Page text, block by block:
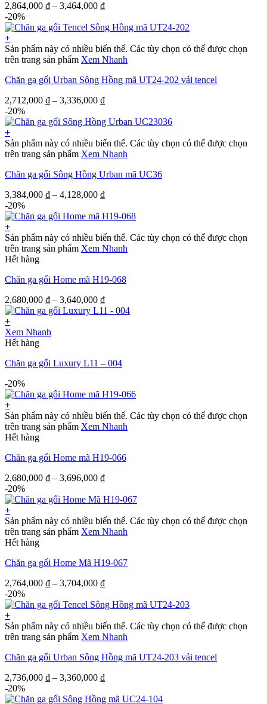
2,864,000 ₫ – 3,464,000 ₫
-20%
+
Sản phẩm này có nhiều biến thể. Các tùy chọn có thể được chọn
trên trang sản phẩm Xem Nhanh
Chăn ga gối Urban Sông Hồng mã UT24-202 vải tencel
2,712,000 ₫ – 3,336,000 ₫
-20%
+
Sản phẩm này có nhiều biến thể. Các tùy chọn có thể được chọn
trên trang sản phẩm Xem Nhanh
Chăn ga gối Sông Hồng Urban mã UC36
3,384,000 ₫ – 4,128,000 ₫
-20%
+
Sản phẩm này có nhiều biến thể. Các tùy chọn có thể được chọn
trên trang sản phẩm Xem Nhanh
Hết hàng
Chăn ga gối Home mã H19-068
2,680,000 ₫ – 3,640,000 ₫
+
Xem Nhanh
Hết hàng
Chăn ga gối Luxury L11 – 004
-20%
+
Sản phẩm này có nhiều biến thể. Các tùy chọn có thể được chọn
trên trang sản phẩm Xem Nhanh
Hết hàng
Chăn ga gối Home mã H19-066
2,680,000 ₫ – 3,696,000 ₫
-20%
+
Sản phẩm này có nhiều biến thể. Các tùy chọn có thể được chọn
trên trang sản phẩm Xem Nhanh
Hết hàng
Chăn ga gối Home Mã H19-067
2,764,000 ₫ – 3,704,000 ₫
-20%
+
Sản phẩm này có nhiều biến thể. Các tùy chọn có thể được chọn
trên trang sản phẩm Xem Nhanh
Chăn ga gối Urban Sông Hồng mã UT24-203 vải tencel
2,736,000 ₫ – 3,360,000 ₫
-20%